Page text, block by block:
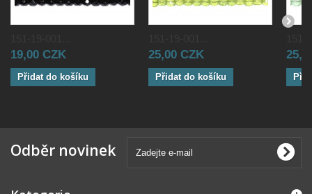
19,00 CZK
Přidat do košíku
25,00 CZK
Přidat do košíku
Odběr novinek